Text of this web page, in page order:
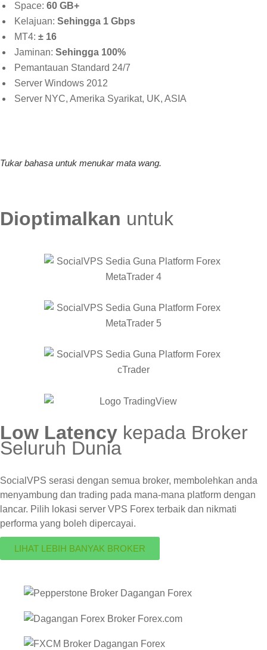
Space: 60 GB+
Kelajuan: Sehingga 1 Gbps
MT4: ± 16
Jaminan: Sehingga 100%
Pemantauan Standard 24/7
Server Windows 2012
Server NYC, Amerika Syarikat, UK, ASIA
Tukar bahasa untuk menukar mata wang.
Dioptimalkan untuk
Low Latency kepada Broker
Seluruh Dunia
SocialVPS serasi dengan semua broker, membolehkan anda
menyambung dan trading pada mana-mana platform dengan
lancar. Pilih lokasi server VPS Forex terbaik dan nikmati
performa yang boleh dipercayai.
LIHAT LEBIH BANYAK BROKER